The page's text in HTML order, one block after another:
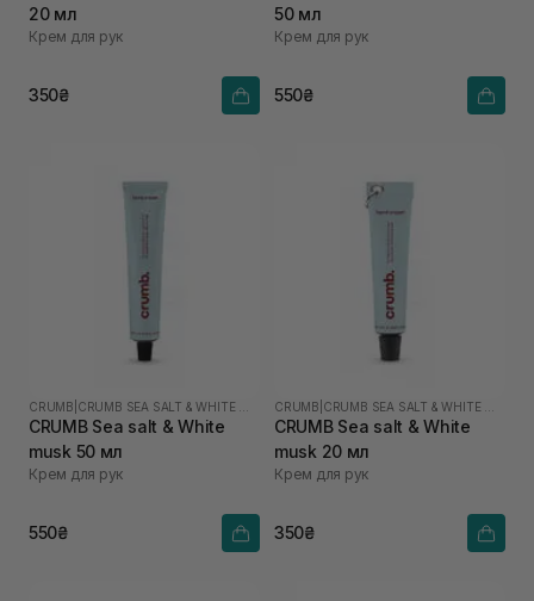
20 мл
Крем для рук
350₴
50 мл
Крем для рук
550₴
CRUMB
CRUMB Sea salt & White
musk 50 мл
Крем для рук
550₴
CRUMB
CRUMB Sea salt & White
musk 20 мл
Крем для рук
350₴